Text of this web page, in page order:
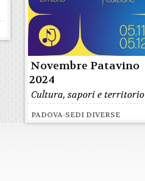
Novembre Patavino
2024
Cultura, sapori e territorio
PADOVA-SEDI DIVERSE